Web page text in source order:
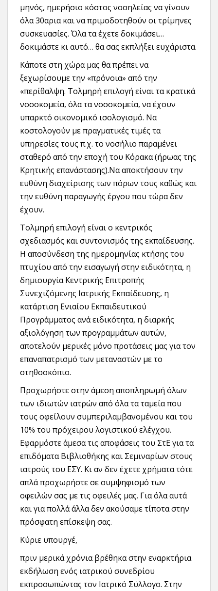
μηνός, ημερήσιο κόστος νοσηλείας να γίνουν
όλα 30αρια και να πριμοδοτηθούν οι τρίμηνες
συσκευασίες. Όλα τα έχετε δοκιμάσει…
δοκιμάστε κι αυτό… θα σας εκπλήξει ευχάριστα.
Κάποτε στη χώρα μας θα πρέπει να
ξεχωρίσουμε την «πρόνοια» από την
«περίθαλψη. Τολμηρή επιλογή είναι τα κρατικά
νοσοκομεία, όλα τα νοσοκομεία, να έχουν
υπαρκτό οικονομικό ισολογισμό. Να
κοστολογούν με πραγματικές τιμές τα
υπηρεσίες τους π.χ. το νοσήλιο παραμένει
σταθερό από την εποχή του Κόρακα (ήρωας της
Κρητικής επανάστασης).Να αποκτήσουν την
ευθύνη διαχείρισης των πόρων τους καθώς και
την ευθύνη παραγωγής έργου που τώρα δεν
έχουν.
Τολμηρή επιλογή είναι ο κεντρικός
σχεδιασμός και συντονισμός της εκπαίδευσης.
Η αποσύνδεση της ημερομηνίας κτήσης του
πτυχίου από την εισαγωγή στην ειδικότητα, η
δημιουργία Κεντρικής Επιτροπής
Συνεχιζόμενης Ιατρικής Εκπαίδευσης, η
κατάρτιση Ενιαίου Εκπαιδευτικού
Προγράμματος ανά ειδικότητα, η διαρκής
αξιολόγηση των προγραμμάτων αυτών,
αποτελούν μερικές μόνο προτάσεις μας για τον
επαναπατρισμό των μεταναστών με το
στηθοσκόπιο.
Προχωρήστε στην άμεση αποπληρωμή όλων
των ιδιωτών ιατρών από όλα τα ταμεία που
τους οφείλουν συμπεριλαμβανομένου και του
10% του πρόχειρου λογιστικού ελέγχου.
Εφαρμόστε άμεσα τις αποφάσεις του ΣτΕ για τα
επιδόματα Βιβλιοθήκης και Σεμιναρίων στους
ιατρούς του ΕΣΥ. Κι αν δεν έχετε χρήματα τότε
απλά προχωρήστε σε συμψηφισμό των
οφειλών σας με τις οφειλές μας. Για όλα αυτά
και για πολλά άλλα δεν ακούσαμε τίποτα στην
πρόσφατη επίσκεψη σας.
Κύριε υπουργέ,
πριν μερικά χρόνια βρέθηκα στην εναρκτήρια
εκδήλωση ενός ιατρικού συνεδρίου
εκπροσωπώντας τον Ιατρικό Σύλλογο. Στην